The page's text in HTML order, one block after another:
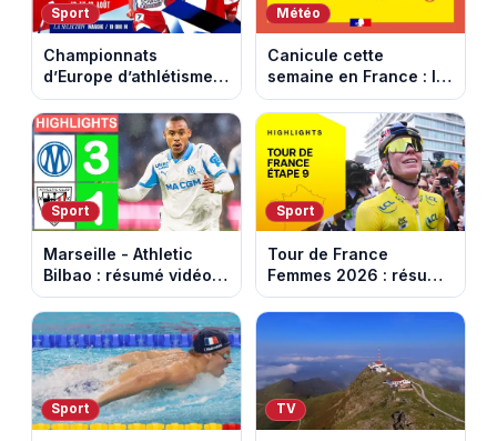
Sport
Championnats
d’Europe d’athlétisme
2026 : le programme
complet à Birmingham
sur France Télévisions
Météo
Canicule cette
semaine en France : le
pic de chaleur attendu
entre mercredi et jeudi
Sport
Marseille - Athletic
Bilbao : résumé vidéo
du match amical au
Stade Vélodrome (9
août 2026)
Sport
Tour de France
Femmes 2026 : résumé
vidéo de la dernière
étape à Nice. Demi
Vollering remporte son
deuxième Tour.
Sport TV